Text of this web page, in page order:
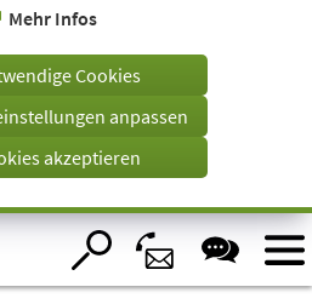
Mehr Infos
Cookies
anpassen
akzeptieren